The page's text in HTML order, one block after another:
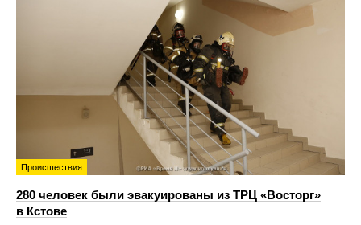
Происшествия
280 человек были эвакуированы из ТРЦ «Восторг»
в Кстове